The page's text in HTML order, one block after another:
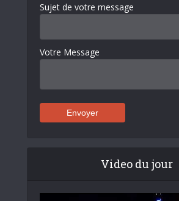
Sujet de votre message
Votre Message
Video du jour